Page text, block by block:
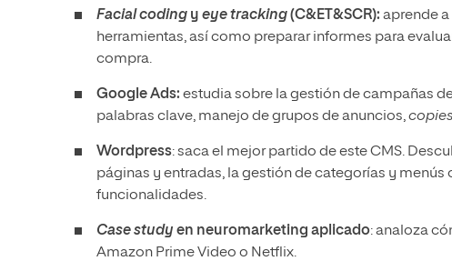
Facial coding y eye tracking(C&ET&SCR): aprende
herramientas, así como preparar informes para
compra.
Google Ads: estudia sobre la gestión de campañas
palabras clave, manejo de grupos de anuncios,copies
Wordpress: saca el mejor partido de este CMS.
páginas y entradas, la gestión de categorías y
funcionalidades.
Case study en neuromarketing aplicado: analoza
Amazon Prime Video o Netflix.